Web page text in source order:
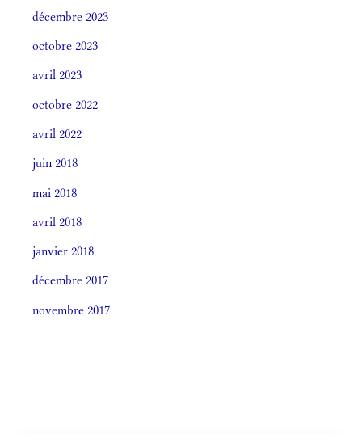
décembre 2023
octobre 2023
avril 2023
octobre 2022
avril 2022
juin 2018
mai 2018
avril 2018
janvier 2018
décembre 2017
novembre 2017